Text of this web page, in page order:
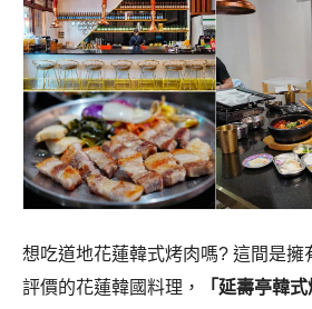
想吃道地花蓮韓式烤肉嗎? 這間是擁
評價的花蓮韓國料理，
「延壽亭韓式